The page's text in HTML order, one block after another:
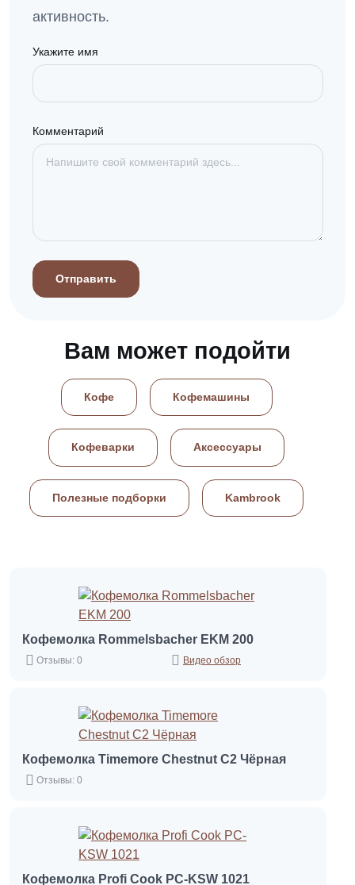
активность.
Укажите имя
Комментарий
Отправить
Вам может подойти
Кофе Кофемашины
Кофеварки Аксессуары
Полезные подборки Kambrook
Кофемолка Rommelsbacher EKM 200
Отзывы: 0 Видео обзор
Кофемолка Timemore Chestnut С2 Чёрная
Отзывы: 0
Кофемолка Profi Cook PC-KSW 1021